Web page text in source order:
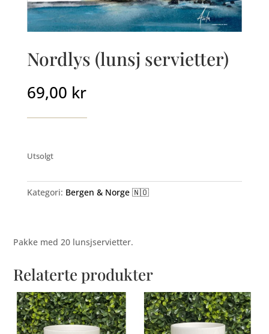
Nordlys (lunsj servietter)
69,00 kr
Utsolgt
Kategori: Bergen & Norge 🇳🇴
Pakke med 20 lunsjservietter.
Relaterte produkter